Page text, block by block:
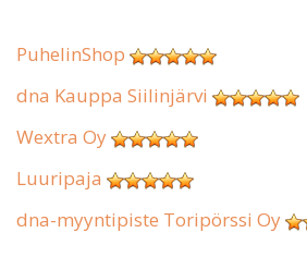
PuhelinShop
dna Kauppa Siilinjärvi
Wextra Oy
Luuripaja
dna-myyntipiste Toripörssi Oy